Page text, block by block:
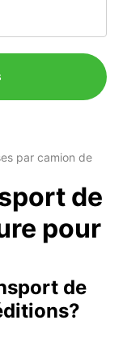
par camion de
de
pour
de